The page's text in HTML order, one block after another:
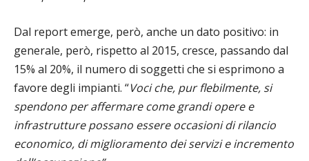
Dal report emerge, però, anche un dato positivo: in
generale, però, rispetto al 2015, cresce, passando dal
15% al 20%, il numero di soggetti che si esprimono a
favore degli impianti. “Voci che, pur flebilmente, si
spendono per affermare come grandi opere e
infrastrutture possano essere occasioni di rilancio
economico, di miglioramento dei servizi e incremento